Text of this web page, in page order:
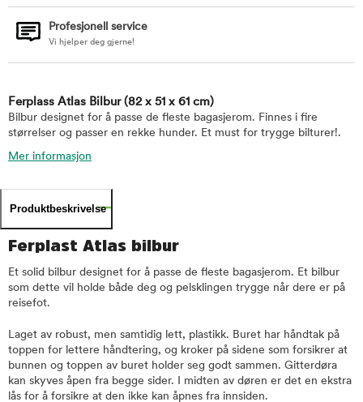
Profesjonell service
Vi hjelper deg gjerne!
Ferplass Atlas Bilbur (82 x 51 x 61 cm)
Bilbur designet for å passe de fleste bagasjerom. Finnes i fire
størrelser og passer en rekke hunder. Et must for trygge bilturer!.
Mer informasjon
Produktbeskrivelse
Ferplast Atlas bilbur
Et solid bilbur designet for å passe de fleste bagasjerom. Et bilbur
som dette vil holde både deg og pelsklingen trygge når dere er på
reisefot.
Laget av robust, men samtidig lett, plastikk. Buret har håndtak på
toppen for lettere håndtering, og kroker på sidene som forsikrer at
bunnen og toppen av buret holder seg godt sammen. Gitterdøra
kan skyves åpen fra begge sider. I midten av døren er det en ekstra
lås for å forsikre at den ikke kan åpnes fra innsiden.